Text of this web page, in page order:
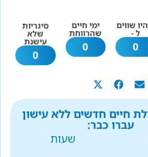
שווים
ל -
0
ימי חיים
שהרווחת
0
סיגריות
שלא
עישנת
0
חיים חדשים ללא עישון
עברו כבר:
שעות